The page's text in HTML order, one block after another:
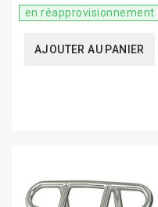
en réapprovisionnement
AJOUTER AU PANIER